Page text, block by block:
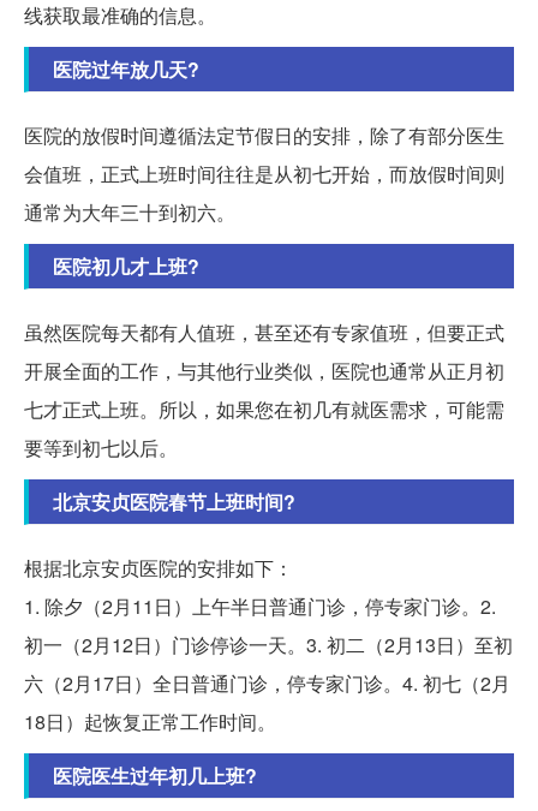
线获取最准确的信息。
医院过年放几天?
医院的放假时间遵循法定节假日的安排，除了有部分医生
会值班，正式上班时间往往是从初七开始，而放假时间则
通常为大年三十到初六。
医院初几才上班?
虽然医院每天都有人值班，甚至还有专家值班，但要正式
开展全面的工作，与其他行业类似，医院也通常从正月初
七才正式上班。所以，如果您在初几有就医需求，可能需
要等到初七以后。
北京安贞医院春节上班时间?
根据北京安贞医院的安排如下：
1. 除夕（2月11日）上午半日普通门诊，停专家门诊。2.
初一（2月12日）门诊停诊一天。3. 初二（2月13日）至初
六（2月17日）全日普通门诊，停专家门诊。4. 初七（2月
18日）起恢复正常工作时间。
医院医生过年初几上班?